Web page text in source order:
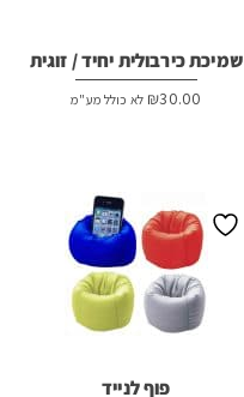
שמיכת כירבולית יחיד / זוגית
₪30.00 לא כולל מע"מ
פוף לנייד